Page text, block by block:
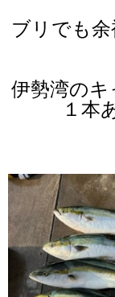
ブリでも
伊勢湾の
１本